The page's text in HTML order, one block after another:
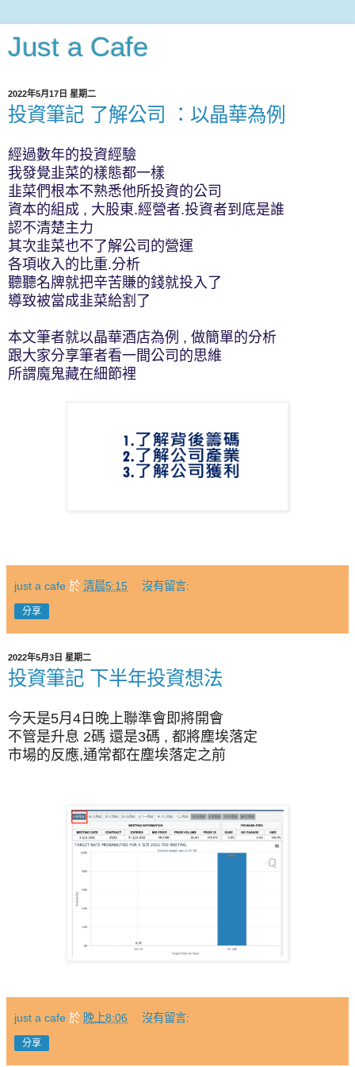
Just a Cafe
2022年5月17日 星期二
投資筆記 了解公司 ：以晶華為例
經過數年的投資經驗
我發覺韭菜的樣態都一樣
韭菜們根本不熟悉他所投資的公司
資本的組成 , 大股東.經營者.投資者到底是誰
認不清楚主力
其次韭菜也不了解公司的營運
各項收入的比重.分析
聽聽名牌就把辛苦賺的錢就投入了
導致被當成韭菜給割了
本文筆者就以晶華酒店為例 , 做簡單的分析
跟大家分享筆者看一間公司的思維
所謂魔鬼藏在細節裡
just a cafe 於 清晨5:15 沒有留言:
分享
2022年5月3日 星期二
投資筆記 下半年投資想法
今天是5月4日晚上聯準會即將開會
不管是升息 2碼 還是3碼 , 都將塵埃落定
市場的反應,通常都在塵埃落定之前
just a cafe 於 晚上8:06 沒有留言:
分享